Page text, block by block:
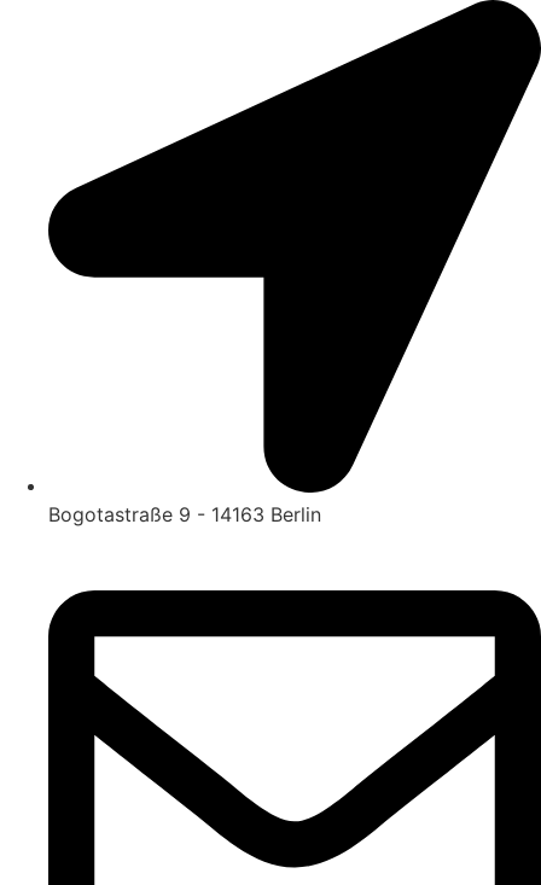
Bogotastraße 9 - 14163 Berlin